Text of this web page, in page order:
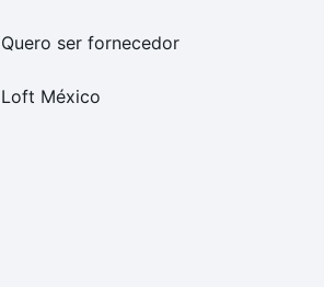
Quero ser fornecedor
Loft México